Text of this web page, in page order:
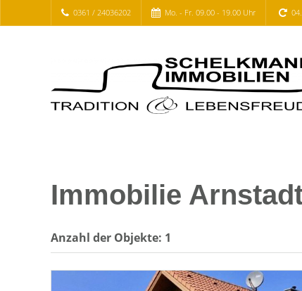
0361 / 24036202 Mo. - Fr. 09.00 - 19.00 Uhr
Immobilie
Anzahl der Objekte: 1